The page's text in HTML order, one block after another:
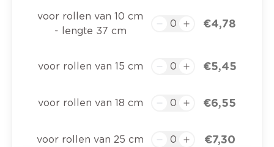
voor rollen van 10 cm
- lengte 37 cm
€ 4,78
voor rollen van 15 cm € 5,45
voor rollen van 18 cm € 6,55
voor rollen van 25 cm € 7,30